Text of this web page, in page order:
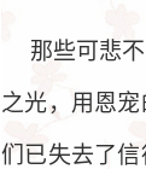
那些可悲
之光，用恩
们已失去了